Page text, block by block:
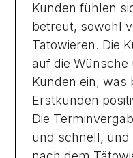
Kunden fühlen
betreut, sowohl
Tätowieren. Die
auf die
Kunden ein, was
Erstkunden
Die
und schnell, und